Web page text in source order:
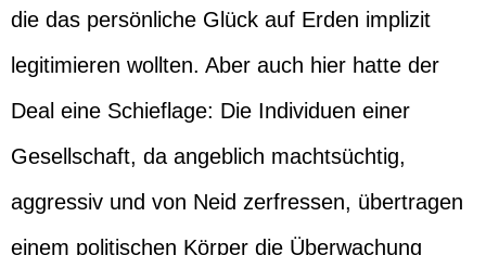
die das persönliche Glück auf Erden implizit
legitimieren wollten. Aber auch hier hatte der
Deal eine Schieflage: Die Individuen einer
Gesellschaft, da angeblich machtsüchtig,
aggressiv und von Neid zerfressen, übertragen
einem politischen Körper die Überwachung